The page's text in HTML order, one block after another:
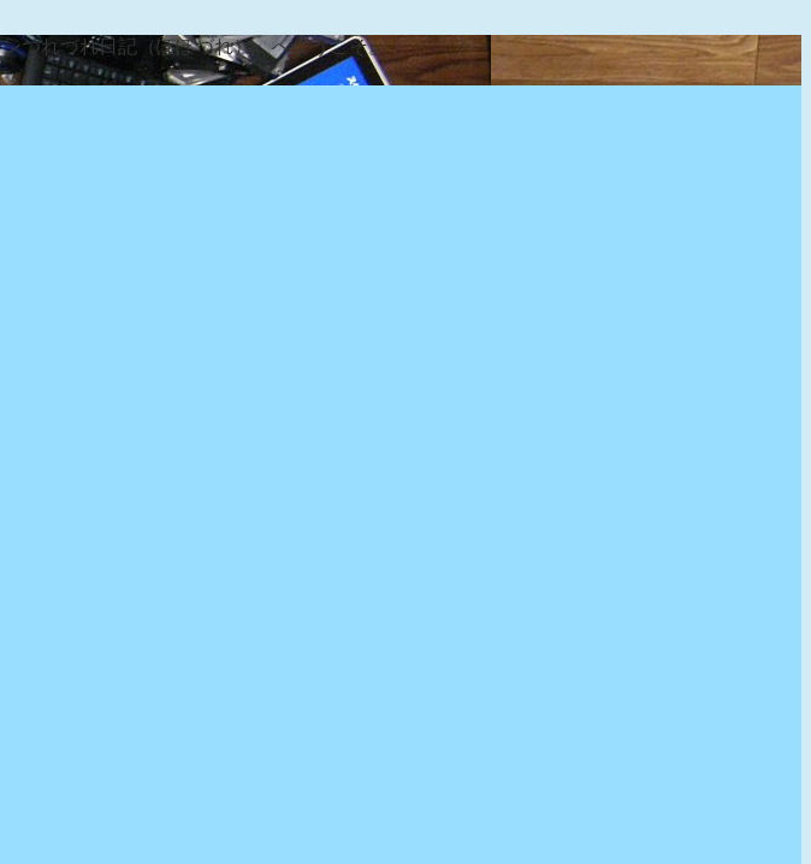
つれづれ日記（ぽぽづれ）』へようこそ。